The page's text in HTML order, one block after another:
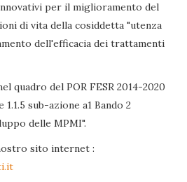
per il miglioramento del
di vita della cosiddetta "utenza
dell'efficacia dei trattamenti
quadro del POR FESR 2014-2020
sub-azione a1 Bando 2
delle MPMI".
sito internet :